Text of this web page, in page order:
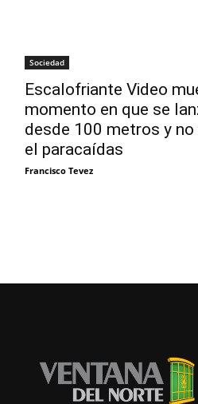
Sociedad
Escalofriante Video
momento en que se
desde 100 metros y no
el paracaídas
Francisco Tevez